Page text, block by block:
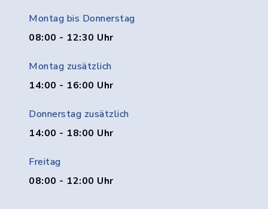
Montag bis Donnerstag
08:00 - 12:30 Uhr
Montag zusätzlich
14:00 - 16:00 Uhr
Donnerstag zusätzlich
14:00 - 18:00 Uhr
Freitag
08:00 - 12:00 Uhr